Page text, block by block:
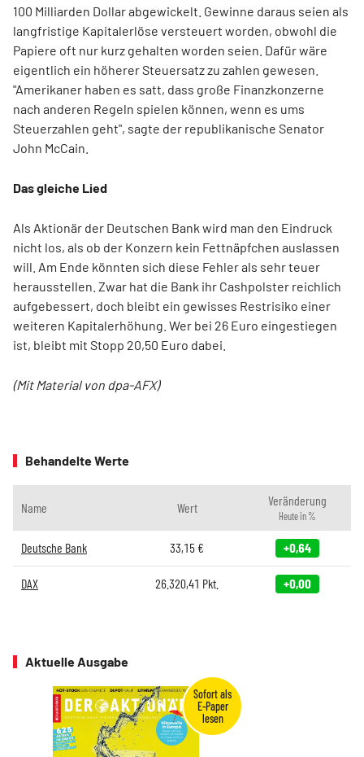
100 Milliarden Dollar abgewickelt. Gewinne daraus seien als
langfristige Kapitalerlöse versteuert worden, obwohl die
Papiere oft nur kurz gehalten worden seien. Dafür wäre
eigentlich ein höherer Steuersatz zu zahlen gewesen.
"Amerikaner haben es satt, dass große Finanzkonzerne
nach anderen Regeln spielen können, wenn es ums
Steuerzahlen geht", sagte der republikanische Senator
John McCain.
Das gleiche Lied
Als Aktionär der Deutschen Bank wird man den Eindruck
nicht los, als ob der Konzern kein Fettnäpfchen auslassen
will. Am Ende könnten sich diese Fehler als sehr teuer
herausstellen. Zwar hat die Bank ihr Cashpolster reichlich
aufgebessert, doch bleibt ein gewisses Restrisiko einer
weiteren Kapitalerhöhung. Wer bei 26 Euro eingestiegen
ist, bleibt mit Stopp 20,50 Euro dabei.
(Mit Material von dpa-AFX)
Behandelte Werte
Name Wert Veränderung
Heute in %
Deutsche Bank 33,15 € +0,64
DAX 26.320,41 Pkt. +0,00
Aktuelle Ausgabe